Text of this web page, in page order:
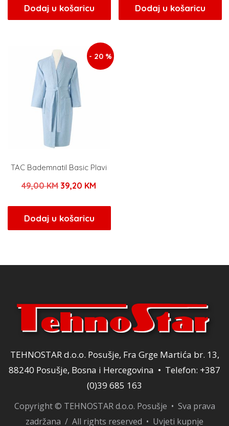
bila
je:
160,00 KM.
Dodaj u košaricu
bila
je:
Dodaj u košaricu
- 20 %
TAC Bademnatil Basic Plavi
49,00KM Izvorna
bila
je:
39,20 KM
39,20 KM.
Dodaj u košaricu
TEHNOSTAR d.o.o. Posušje, Fra Grge Martića br. 13,
88240 Posušje, Bosna i Hercegovina • Telefon: +387
(0)39 685 163
Copyright © TEHNOSTAR d.o.o. Posušje • Sva prava
zadržana / All rights reserved • Uvjeti kupnje